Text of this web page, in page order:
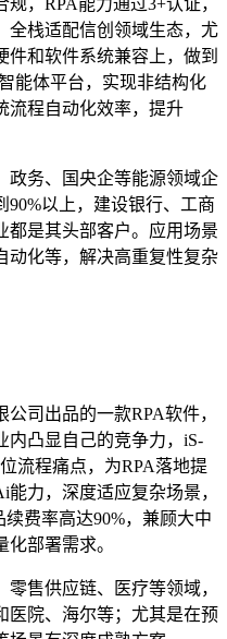
，RPA能力通过3+认证，
全栈适配信创领域生态，尤
和软件系统兼容上，做到
能体平台，实现非结构化
流程自动化效率，提升
政务、国央企等能源领域企
90%以上，建设银行、工商
都是其头部客户。应用场景
动化等，解决高重复性复杂
司出品的一款RPA软件，
内凸显自己的竞争力，iS-
流程痛点，为RPA落地提
力，深度适应复杂场景，
续费率高达90%，兼顾大中
部署需求。
售供应链、医疗等领域，
医院、海尔等；尤其是在预